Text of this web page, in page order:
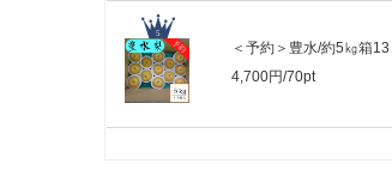
＜
4,700円/70pt